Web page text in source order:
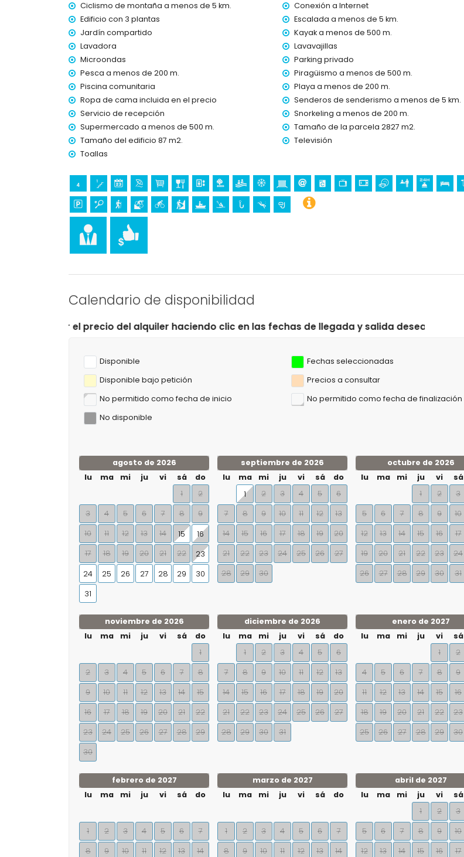
servicio de recepción y servicio de emergencia 24 horas
calefacción de aire y aire acondicionado
Instalaciones y servicios con costo adicional
cuna/cama para niños (bajo demanda)
Entretenimiento y actividades de ocio para sus vacaciones en Jávea, Costa Blanca
discoteca, bar, paseo marítimo (El Arenal y Jávea) (a menos de 500 metros de la casa)
cine y teatro (a menos de 5 kilómetros de la casa)
Lugares de interés y cultura en Jávea, Costa Blanca
museo (Histórico de Jávea), iglesia (Virgen del Loreto), monumento (Pueblo de Jávea), edificio
arquitectónico (Histórico de Jávea) y lugar histórico (Pueblo de Jávea) (a menos de 5 kilómetros del
ruina (Molinos del Viento y Jávea) (a menos de 10 kilómetros del alojamiento)
castillo (Portal de la Villa y Denia) (a menos de 25 kilómetros del alojamiento)
Deportes
tenis, canotaje, kayak, pesca, buceo y snorkel (a menos de 1000 metros del apartamento)
senderismo, ciclismo de montaña, ciclismo y escalada (a menos de 5 kilómetros del apartamento)
golf (Club de Golf, Jávea) y equitación (a menos de 10 kilómetros del apartamento)
Ciclismo de montaña a menos de 5 km.
Conexión a Internet
Edificio con 3 plantas
Escalada a menos de 5 km.
Jardín compartido
Kayak a menos de 500 m.
Lavadora
Lavavajillas
Microondas
Parking privado
Pesca a menos de 200 m.
Piragüismo a menos de 500 m.
Piscina comunitaria
Playa a menos de 200 m.
Ropa de cama incluida en el precio
Senderos de senderismo a menos de 5 km.
Servicio de recepción
Snorkeling a menos de 200 m.
Supermercado a menos de 500 m.
Tamaño de la parcela 2827 m2.
Tamaño del edificio 87 m2.
Televisión
Toallas
Calendario de disponibilidad
del alquiler haciendo clic en las fechas de llegada y salida deseadas!
Disponible
Fechas seleccionadas
Disponible bajo petición
Precios a consultar
No permitido como fecha de inicio
No permitido como fecha de finalización
No disponible
agosto de 2026
lu
ma mi ju vi sá
do
1
2
3
4 5 6 7 8
9
10
11 12 13 14 15
16
17
18 19 20 21 22
23
24
25 26 27 28 29
30
31
septiembre de 2026
lu
ma mi ju vi sá
do
1
2 3 4 5
6
7
8 9 10 11 12
13
14
15 16 17 18 19
20
21
22 23 24 25 26
27
28
29 30
octubre de 2026
lu
ma mi ju vi sá
1
2 3
5
6 7 8 9 10
12
13 14 15 16 17
19
20 21 22 23 24
26
27 28 29 30 31
noviembre de 2026
lu
ma mi ju vi sá
do
1
2
3 4 5 6 7
8
9
10 11 12 13 14
15
16
17 18 19 20 21
22
23
24 25 26 27 28
29
30
diciembre de 2026
lu
ma mi ju vi sá
do
1
2 3 4 5
6
7
8 9 10 11 12
13
14
15 16 17 18 19
20
21
22 23 24 25 26
27
28
29 30 31
enero de 2027
lu
ma mi ju vi sá
1
2
4
5 6 7 8 9
11
12 13 14 15 16
18
19 20 21 22 23
25
26 27 28 29 30
febrero de 2027
lu
ma mi ju vi sá do
1 2 3 4 5 6
7
8
9 10 11 12 13 14
marzo de 2027
lu
ma mi ju vi sá do
1 2 3 4 5 6
7
8
9 10 11 12 13 14
abril de 2027
lu
ma mi ju vi sá
1
2 3
5
6 7 8 9 10
12
13 14 15 16 17